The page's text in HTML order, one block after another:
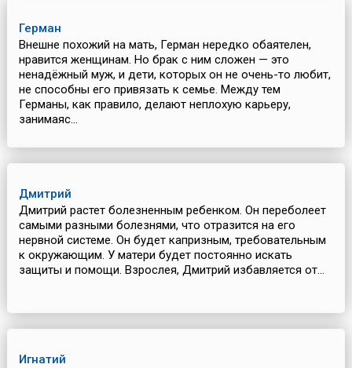
Герман
Внешне похожий на мать, Герман нередко обаятелен,
нравится женщинам. Но брак с ним сложен — это
ненадёжный муж, и дети, которых он не очень-то любит,
не способны его привязать к семье. Между тем
Германы, как правило, делают неплохую карьеру,
занимаяс...
Дмитрий
Дмитрий растет болезненным ребенком. Он переболеет
самыми разными болезнями, что отразится на его
нервной системе. Он будет капризным, требовательным
к окружающим. У матери будет постоянно искать
защиты и помощи. Взрослея, Дмитрий избавляется от...
Игнатий